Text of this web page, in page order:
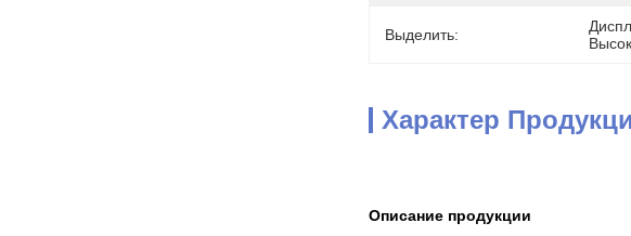
Выделить:
Характер
Описание продукции